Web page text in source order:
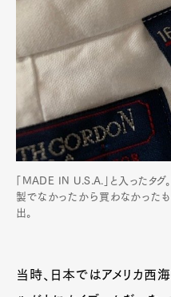
「MADE IN U.S.A.」と入ったタグ
製でなかったから買わなかったも
出。
当時、日本ではアメリカ西